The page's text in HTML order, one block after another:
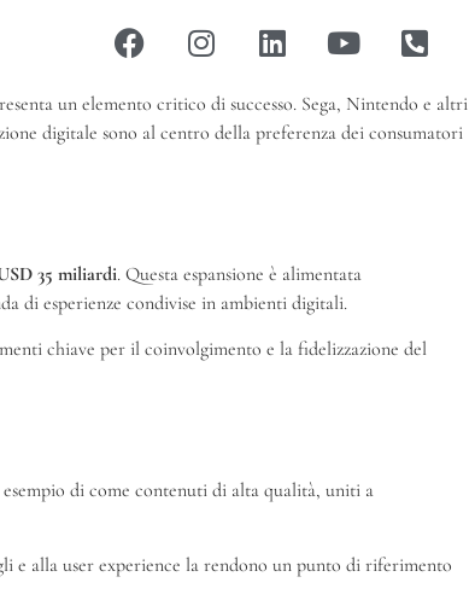
un elemento critico di successo. Sega, Nintendo e altri
digitale sono al centro della preferenza dei consumatori
35 miliardi. Questa espansione è alimentata
di esperienze condivise in ambienti digitali.
chiave per il coinvolgimento e la fidelizzazione del
di come contenuti di alta qualità, uniti a
e alla user experience la rendono un punto di riferimento